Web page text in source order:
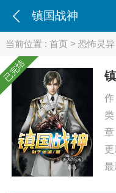
当前位置 :首页 >恐怖灵异
已完结
作
类
章
最
镇国战神